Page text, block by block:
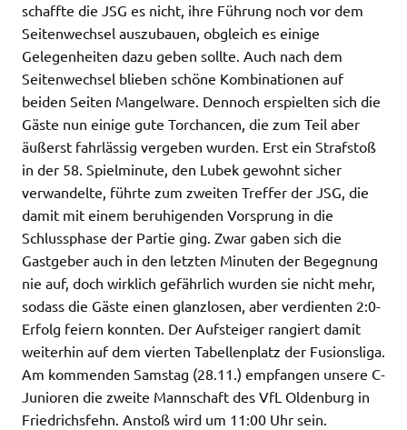
schaffte die JSG es nicht, ihre Führung noch vor dem
Seitenwechsel auszubauen, obgleich es einige
Gelegenheiten dazu geben sollte. Auch nach dem
Seitenwechsel blieben schöne Kombinationen auf
beiden Seiten Mangelware. Dennoch erspielten sich die
Gäste nun einige gute Torchancen, die zum Teil aber
äußerst fahrlässig vergeben wurden. Erst ein Strafstoß
in der 58. Spielminute, den Lubek gewohnt sicher
verwandelte, führte zum zweiten Treffer der JSG, die
damit mit einem beruhigenden Vorsprung in die
Schlussphase der Partie ging. Zwar gaben sich die
Gastgeber auch in den letzten Minuten der Begegnung
nie auf, doch wirklich gefährlich wurden sie nicht mehr,
sodass die Gäste einen glanzlosen, aber verdienten 2:0-
Erfolg feiern konnten. Der Aufsteiger rangiert damit
weiterhin auf dem vierten Tabellenplatz der Fusionsliga.
Am kommenden Samstag (28.11.) empfangen unsere C-
Junioren die zweite Mannschaft des VfL Oldenburg in
Friedrichsfehn. Anstoß wird um 11:00 Uhr sein.